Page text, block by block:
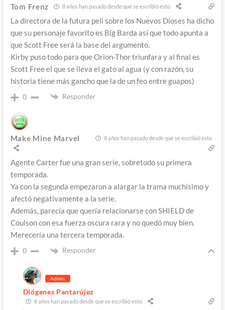
Tom Frenz 8 años han pasado desde que se escribió esto
La directora de la futura peli sobre los Nuevos Dioses ha dicho
que su personaje favorito es Big Barda así que todo apunta a
que Scott Free será la base del argumento.
Kirby puso todo para que Orion-Thor triunfara y al final es
Scott Free el que se lleva el gato al agua (y con razón, su
historia tiene más gancho que la de un feo entre guapos)
0 Responder
Make Mine Marvel 8 años han pasado desde que se escribió esto
Agente Carter fue una gran serie, sobretodo su primera
temporada.
Ya con la segunda empezaron a alargar la trama muchísimo y
afectó negativamente a la serie.
Además, parecía que quería relacionarse con SHIELD de
Coulson con esa fuerza oscura rara y no quedó muy bien.
Merecería una tercera temporada.
0 Responder
Admin
Diógenes Pantarújez
8 años han pasado desde que se escribió esto